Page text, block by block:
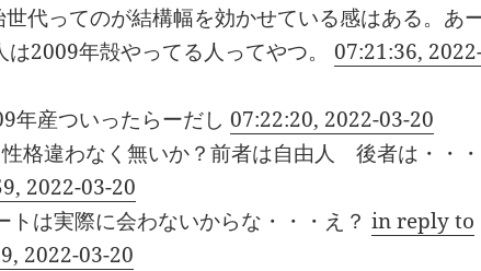
代ってのが結構幅を効かせている感はある。あ
は2009年殻やってる人ってやつ。07:21:36,
年産ついったらーだし07:22:20, 2022-03-20
格違わなく無いか？前者は自由人 後者は・・
2022-03-20
トは実際に会わないからな・・・え？in reply to
2022-03-20